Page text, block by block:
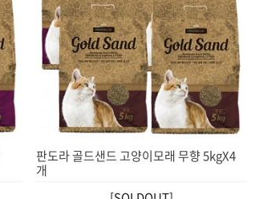
판도라 골드샌드 고양이모래 무향 5kgX4
개